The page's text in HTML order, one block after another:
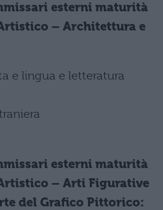
esterni maturità
– Architettura e
e lingua e letteratura
esterni maturità
– Arti Figurative
del Grafico Pittorico: